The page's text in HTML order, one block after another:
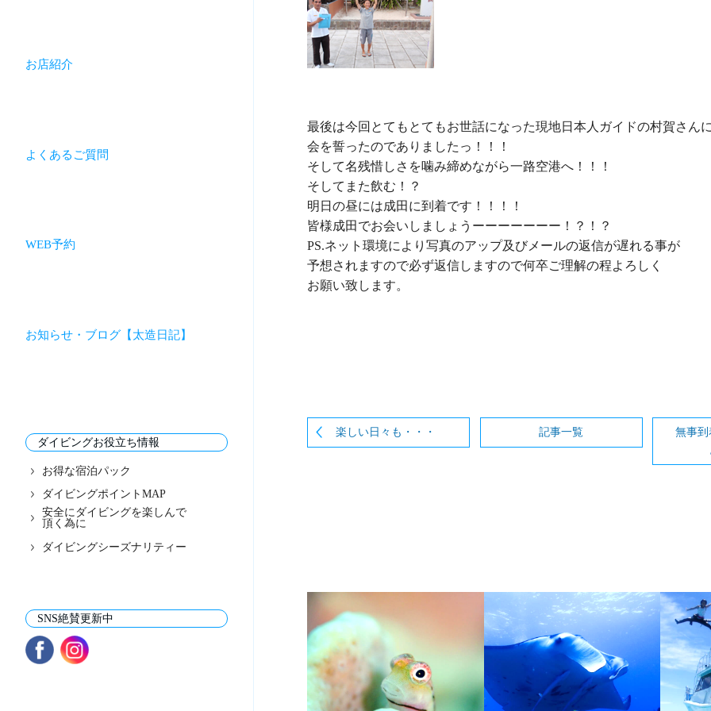
お店紹介
よくあるご質問
WEB予約
お知らせ・ブログ【太造日記】
ダイビングお役立ち情報
お得な宿泊パック
ダイビングポイントMAP
安全にダイビングを楽しんで
頂く為に
ダイビングシーズナリティー
SNS絶賛更新中
最後は今回とてもとてもお世話になった現地日本人ガイドの村賀さん
会を誓ったのでありましたっ！！！
そして名残惜しさを噛み締めながら一路空港へ！！！
そしてまた飲む！？
明日の昼には成田に到着です！！！！
皆様成田でお会いしましょうーーーーーーー！？！？
PS.ネット環境により写真のアップ及びメールの返信が遅れる事が
予想されますので必ず返信しますので何卒ご理解の程よろしく
お願い致します。
楽しい日々も・・・ 記事一覧
無事到